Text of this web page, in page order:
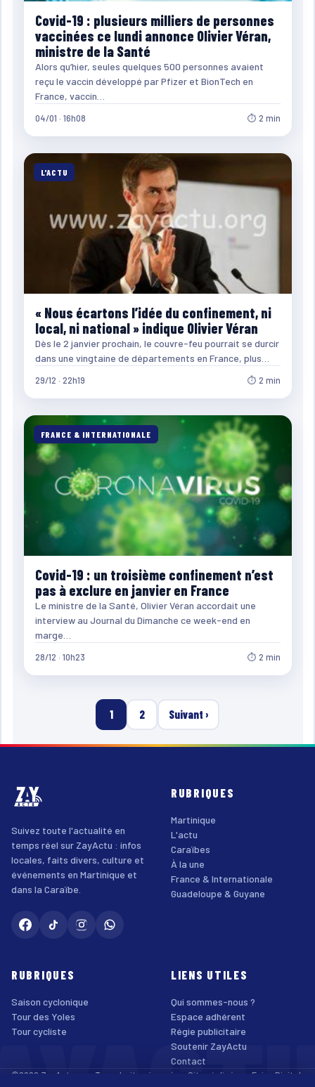
Covid-19 : plusieurs milliers de personnes
vaccinées ce lundi annonce Olivier Véran,
ministre de la Santé
Alors qu’hier, seules quelques 500 personnes avaient
reçu le vaccin développé par Pfizer et BionTech en
France, vaccin…
04/01 · 16h08 ⏱ 2 min
L'ACTU
« Nous écartons l’idée du confinement, ni
local, ni national » indique Olivier Véran
Dès le 2 janvier prochain, le couvre-feu pourrait se durcir
dans une vingtaine de départements en France, plus…
29/12 · 22h19 ⏱ 2 min
FRANCE & INTERNATIONALE
Covid-19 : un troisième confinement n’est
pas à exclure en janvier en France
Le ministre de la Santé, Olivier Véran accordait une
interview au Journal du Dimanche ce week-end en
marge…
28/12 · 10h23 ⏱ 2 min
1 2 Suivant ›
Suivez toute l'actualité en
temps réel sur ZayActu : infos
locales, faits divers, culture et
événements en Martinique et
dans la Caraïbe.
RUBRIQUES
Martinique
L'actu
Caraïbes
À la une
France & Internationale
Guadeloupe & Guyane
RUBRIQUES
Saison cyclonique
Tour des Yoles
Tour cycliste
LIENS UTILES
Qui sommes-nous ?
Espace adhérent
Régie publicitaire
Soutenir ZayActu
Contact
©2026 ZayActu.org. Tous droits réservés. · Site réalisé par Enjoy Digital